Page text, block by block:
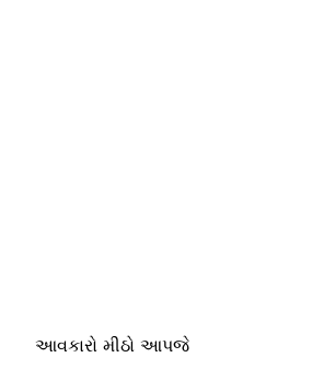
આવકારો મીઠો આપજે